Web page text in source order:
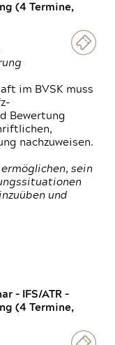
(4 Termine,
im BVSK muss
Bewertung
nachzuweisen.
sein
und
- IFS/ATR -
(4 Termine,